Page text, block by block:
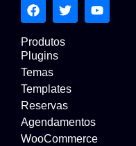
Produtos
Plugins
Temas
Templates
Reservas
Agendamentos
WooCommerce